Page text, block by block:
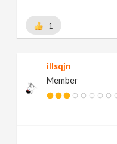
1
illsqjn
Member